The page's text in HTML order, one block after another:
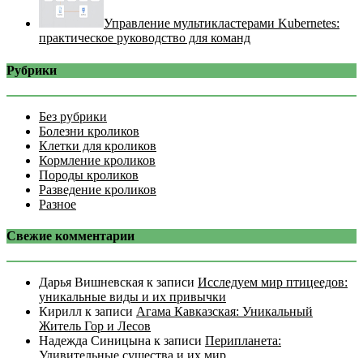
Управление мультикластерами Kubernetes:
практическое руководство для команд
Рубрики
Без рубрики
Болезни кроликов
Клетки для кроликов
Кормление кроликов
Породы кроликов
Разведение кроликов
Разное
Свежие комментарии
Дарья Вишневская к записи Исследуем мир птицеедов:
уникальные виды и их привычки
Кирилл к записи Агама Кавказская: Уникальный
Житель Гор и Лесов
Надежда Синицына к записи Перипланета: